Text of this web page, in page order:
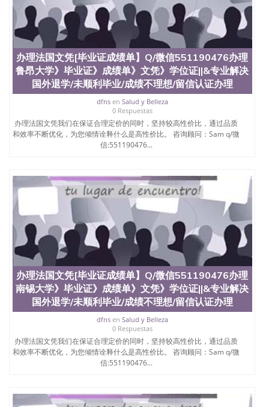
办理法国文凭[毕业证成绩单】Q/微信551190476办理
鲁昂大学》毕业证》成绩单》文凭》学位证||&专业解决
国外退学/未顺利毕业/成绩不理想/留信认证办理
dfnsen Salud y Belleza
0 Respuestas
办理法国文凭我们在保证合理定价的同时，坚持较高性价比，通过品质
和效率不断优化，为您倾情诠释什么是高性价比。 咨询顾问：Sam q/微
信:551190476...
办理法国文凭[毕业证成绩单】Q/微信551190476办理
南锡大学》毕业证》成绩单》文凭》学位证||&专业解决
国外退学/未顺利毕业/成绩不理想/留信认证办理
dfnsen Salud y Belleza
0 Respuestas
办理法国文凭我们在保证合理定价的同时，坚持较高性价比，通过品质
和效率不断优化，为您倾情诠释什么是高性价比。 咨询顾问：Sam q/微
信:551190476...